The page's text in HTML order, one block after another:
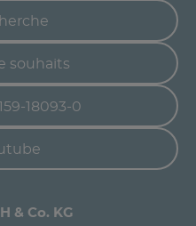
souhaits
18093-0
& Co. KG